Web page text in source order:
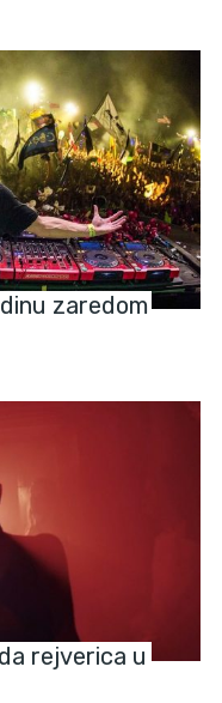
zaredom
rejverica u